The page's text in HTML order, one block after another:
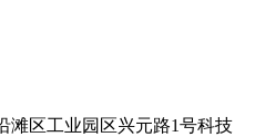
滩区工业园区兴元路1号科技